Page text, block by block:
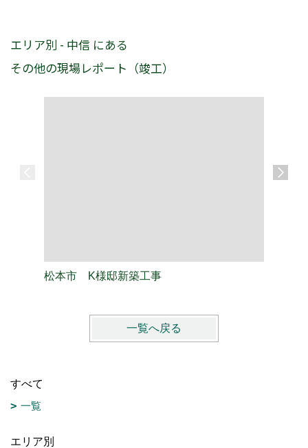
エリア別 - 中信 にある
その他の現場レポート（竣工）
松本市 K様邸新築工事
一覧へ戻る
すべて
一覧
エリア別